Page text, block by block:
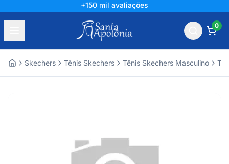
+150 mil avaliações
0
Skechers Tênis Skechers Tênis Skechers Masculino